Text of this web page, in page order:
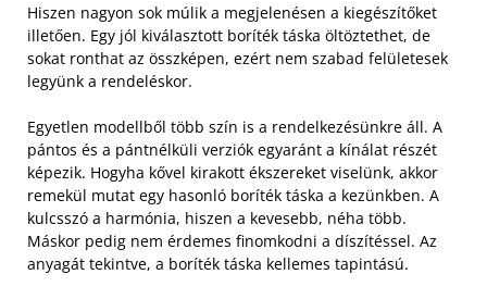
Hiszen nagyon sok múlik a megjelenésen a kiegészítőket
illetően. Egy jól kiválasztott boríték táska öltöztethet, de
sokat ronthat az összképen, ezért nem szabad felületesek
legyünk a rendeléskor.
Egyetlen modellből több szín is a rendelkezésünkre áll. A
pántos és a pántnélküli verziók egyaránt a kínálat részét
képezik. Hogyha kővel kirakott ékszereket viselünk, akkor
remekül mutat egy hasonló boríték táska a kezünkben. A
kulcsszó a harmónia, hiszen a kevesebb, néha több.
Máskor pedig nem érdemes finomkodni a díszítéssel. Az
anyagát tekintve, a boríték táska kellemes tapintású.